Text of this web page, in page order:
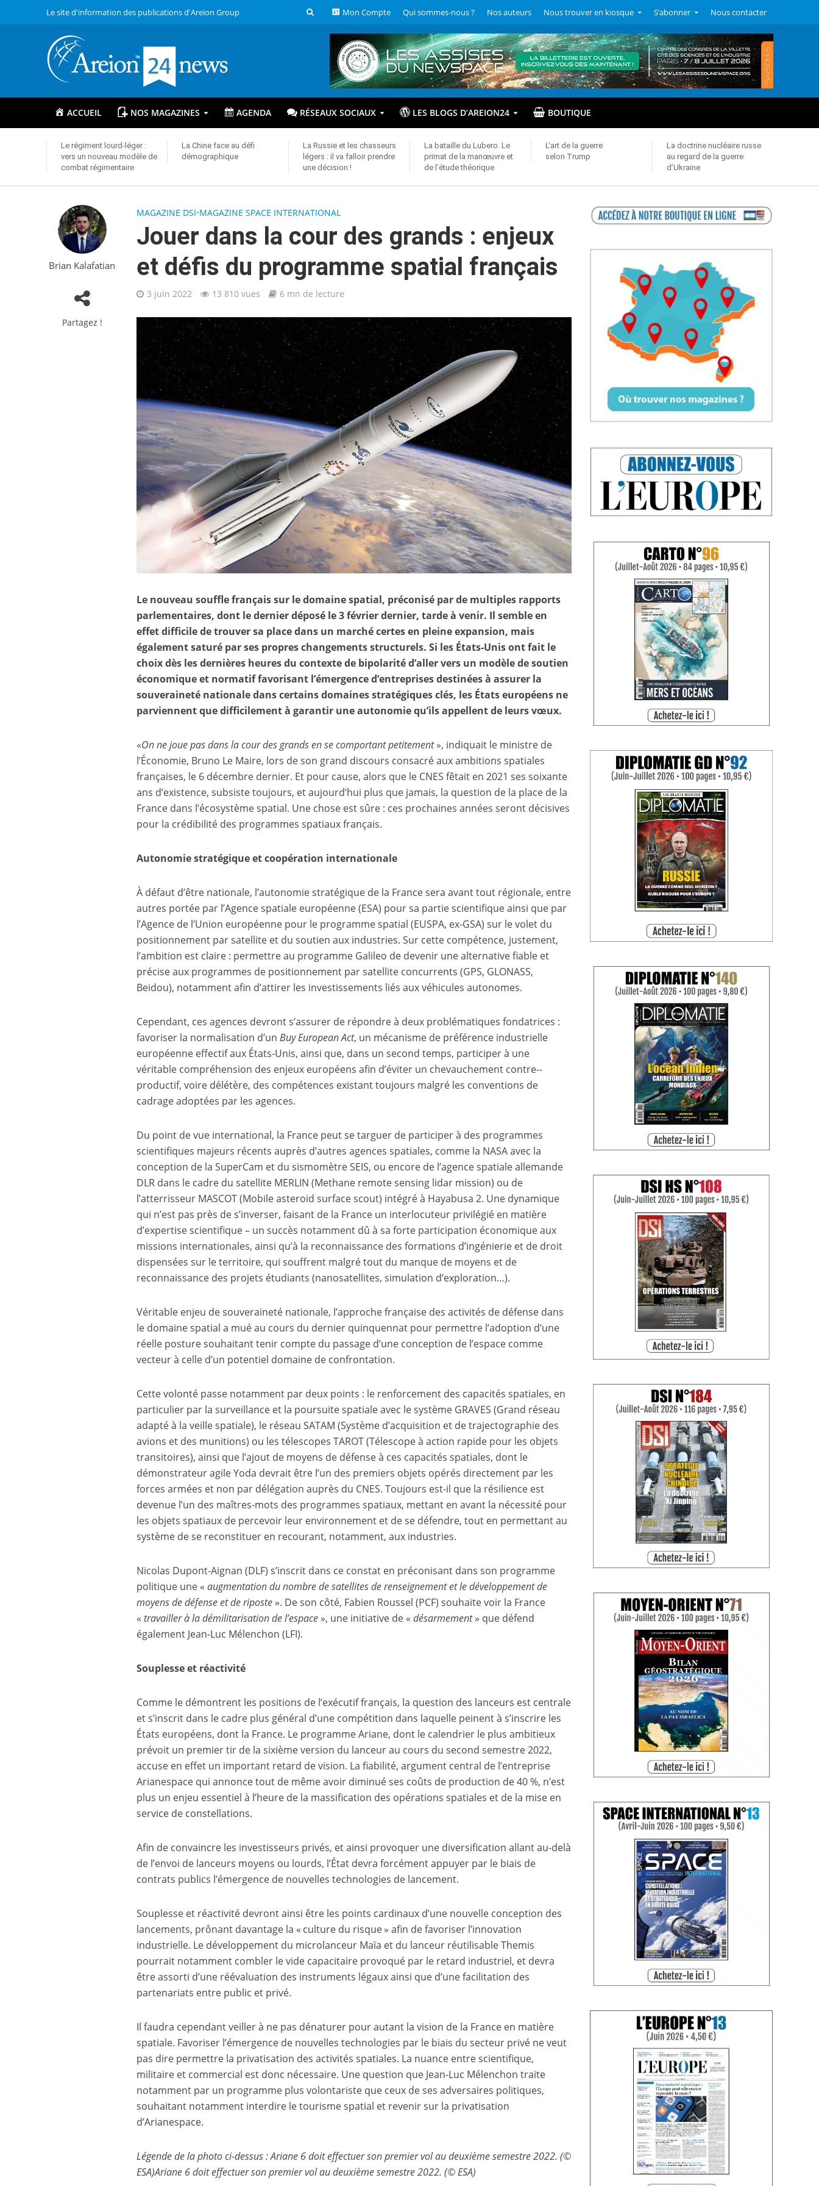
Le site d'information des publications d'Areion Group Mon Compte Qui sommes-nous ? Nos auteurs Nous trouver en kiosque S’abonner Nous contacter
ACCUEIL NOS MAGAZINES AGENDA RÉSEAUX SOCIAUX LES BLOGS D’AREION24 BOUTIQUE
Le régiment lourd-léger :
vers un nouveau modèle de
combat régimentaire
La Chine face au défi
démographique
La Russie et les chasseurs
légers : il va falloir prendre
une décision !
La bataille du Lubero. Le
primat de la manœuvre et
de l’étude théorique
L’art de la guerre
selon Trump
La doctrine nucléaire russe
au regard de la guerre
d’Ukraine
Brian Kalafatian
Partagez !
MAGAZINE DSI•MAGAZINE SPACE INTERNATIONAL
Jouer dans la cour des grands : enjeux
et défis du programme spatial français
3 juin 2022 13 810 vues 6 mn de lecture
Le nouveau souffle français sur le domaine spatial, préconisé par de multiples rapports
parlementaires, dont le dernier déposé le 3 février dernier, tarde à venir. Il semble en
effet difficile de trouver sa place dans un marché certes en pleine expansion, mais
également saturé par ses propres changements structurels. Si les États-Unis ont fait le
choix dès les dernières heures du contexte de bipolarité d’aller vers un modèle de soutien
économique et normatif favorisant l’émergence d’entreprises destinées à assurer la
souveraineté nationale dans certains domaines stratégiques clés, les États européens ne
parviennent que difficilement à garantir une autonomie qu’ils appellent de leurs vœux.
«On ne joue pas dans la cour des grands en se comportant petitement», indiquait le ministre de
l’Économie, Bruno Le Maire, lors de son grand discours consacré aux ambitions spatiales
françaises, le 6 décembre dernier. Et pour cause, alors que le CNES fêtait en 2021 ses soixante
ans d’existence, subsiste toujours, et aujourd’hui plus que jamais, la question de la place de la
France dans l’écosystème spatial. Une chose est sûre : ces prochaines années seront décisives
pour la crédibilité des programmes spatiaux français.
Autonomie stratégique et coopération internationale
À défaut d’être nationale, l’autonomie stratégique de la France sera avant tout régionale, entre
autres portée par l’Agence spatiale européenne (ESA) pour sa partie scientifique ainsi que par
l’Agence de l’Union européenne pour le programme spatial (EUSPA, ex-GSA) sur le volet du
positionnement par satellite et du soutien aux industries. Sur cette compétence, justement,
l’ambition est claire : permettre au programme Galileo de devenir une alternative fiable et
précise aux programmes de positionnement par satellite concurrents (GPS, GLONASS,
Beidou), notamment afin d’attirer les investissements liés aux véhicules autonomes.
Cependant, ces agences devront s’assurer de répondre à deux problématiques fondatrices :
favoriser la normalisation d’unBuy European Act, un mécanisme de préférence industrielle
européenne effectif aux États-Unis, ainsi que, dans un second temps, participer à une
véritable compréhension des enjeux européens afin d’éviter un chevauchement contre-­
productif, voire délétère, des compétences existant toujours malgré les conventions de
cadrage adoptées par les agences.
Du point de vue international, la France peut se targuer de participer à des programmes
scientifiques majeurs récents auprès d’autres agences spatiales, comme la NASA avec la
conception de la SuperCam et du sismomètre SEIS, ou encore de l’agence spatiale allemande
DLR dans le cadre du satellite MERLIN (Methane remote sensing lidar mission) ou de
l’atterrisseur MASCOT (Mobile asteroid surface scout) intégré à Hayabusa 2. Une dynamique
qui n’est pas près de s’inverser, faisant de la France un interlocuteur privilégié en matière
d’expertise scientifique – un succès notamment dû à sa forte participation économique aux
missions internationales, ainsi qu’à la reconnaissance des formations d’ingénierie et de droit
dispensées sur le territoire, qui souffrent malgré tout du manque de moyens et de
reconnaissance des projets étudiants (nanosatellites, simulation d’exploration…).
Véritable enjeu de souveraineté nationale, l’approche française des activités de défense dans
le domaine spatial a mué au cours du dernier quinquennat pour permettre l’adoption d’une
réelle posture souhaitant tenir compte du passage d’une conception de l’espace comme
vecteur à celle d’un potentiel domaine de confrontation.
Cette volonté passe notamment par deux points : le renforcement des capacités spatiales, en
particulier par la surveillance et la poursuite spatiale avec le système GRAVES (Grand réseau
adapté à la veille spatiale), le réseau SATAM (Système d’acquisition et de trajectographie des
avions et des munitions) ou les télescopes TAROT (Télescope à action rapide pour les objets
transitoires), ainsi que l’ajout de moyens de défense à ces capacités spatiales, dont le
démonstrateur agile Yoda devrait être l’un des premiers objets opérés directement par les
forces armées et non par délégation auprès du CNES. Toujours est-il que la résilience est
devenue l’un des maîtres-mots des programmes spatiaux, mettant en avant la nécessité pour
les objets spatiaux de percevoir leur environnement et de se défendre, tout en permettant au
système de se reconstituer en recourant, notamment, aux industries.
Nicolas Dupont-Aignan (DLF) s’inscrit dans ce constat en préconisant dans son programme
politique une «augmentation du nombre de satellites de renseignement et le développement de
moyens de défense et de riposte ». De son côté, Fabien Roussel (PCF) souhaite voir la France
«travailler à la démilitarisation de l’espace », une initiative de «désarmement» que défend
également Jean-Luc Mélenchon (LFI).
Souplesse et réactivité
Comme le démontrent les positions de l’exécutif français, la question des lanceurs est centrale
et s’inscrit dans le cadre plus général d’une compétition dans laquelle peinent à s’inscrire les
États européens, dont la France. Le programme Ariane, dont le calendrier le plus ambitieux
prévoit un premier tir de la sixième version du lanceur au cours du second semestre 2022,
accuse en effet un important retard de vision. La fiabilité, argument central de l’entreprise
Arianespace qui annonce tout de même avoir diminué ses coûts de production de 40 %, n’est
plus un enjeu essentiel à l’heure de la massification des opérations spatiales et de la mise en
service de constellations.
Afin de convaincre les investisseurs privés, et ainsi provoquer une diversification allant au-delà
de l’envoi de lanceurs moyens ou lourds, l’État devra forcément appuyer par le biais de
contrats publics l’émergence de nouvelles technologies de lancement.
Souplesse et réactivité devront ainsi être les points cardinaux d’une nouvelle conception des
lancements, prônant davantage la « culture du risque » afin de favoriser l’innovation
industrielle. Le développement du microlanceur Maïa et du lanceur réutilisable Themis
pourrait notamment combler le vide capacitaire provoqué par le retard industriel, et devra
être assorti d’une réévaluation des instruments légaux ainsi que d’une facilitation des
partenariats entre public et privé.
Il faudra cependant veiller à ne pas dénaturer pour autant la vision de la France en matière
spatiale. Favoriser l’émergence de nouvelles technologies par le biais du secteur privé ne veut
pas dire permettre la privatisation des activités spatiales. La nuance entre scientifique,
militaire et commercial est donc nécessaire. Une question que Jean-Luc Mélenchon traite
notamment par un programme plus volontariste que ceux de ses adversaires politiques,
souhaitant notamment interdire le tourisme spatial et revenir sur la privatisation
d’Arianespace.
Légende de la photo ci-dessus : Ariane 6 doit effectuer son premier vol au deuxième semestre 2022. (©
ESA)Ariane 6 doit effectuer son premier vol au deuxième semestre 2022. (© ESA)